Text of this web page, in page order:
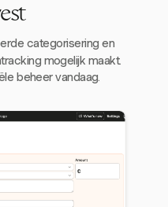
categorisering en
mogelijk maakt.
beheer vandaag.